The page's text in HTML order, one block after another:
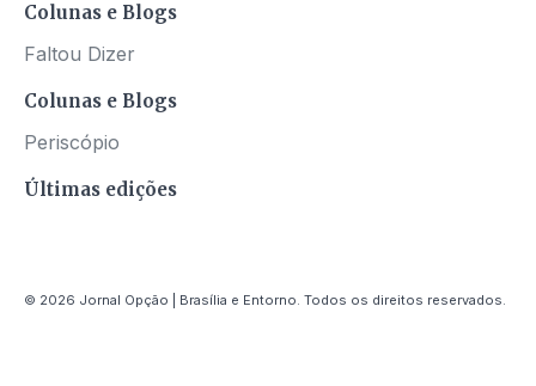
Colunas e Blogs
Faltou Dizer
Colunas e Blogs
Periscópio
Últimas edições
© 2026 Jornal Opção | Brasília e Entorno. Todos os direitos reservados.